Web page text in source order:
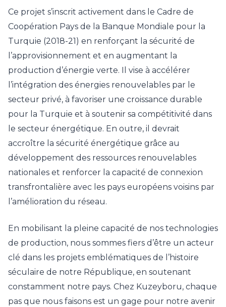
Ce projet s’inscrit activement dans le Cadre de
Coopération Pays de la Banque Mondiale pour la
Turquie (2018-21) en renforçant la sécurité de
l’approvisionnement et en augmentant la
production d’énergie verte. Il vise à accélérer
l’intégration des énergies renouvelables par le
secteur privé, à favoriser une croissance durable
pour la Turquie et à soutenir sa compétitivité dans
le secteur énergétique. En outre, il devrait
accroître la sécurité énergétique grâce au
développement des ressources renouvelables
nationales et renforcer la capacité de connexion
transfrontalière avec les pays européens voisins par
l’amélioration du réseau.
En mobilisant la pleine capacité de nos technologies
de production, nous sommes fiers d’être un acteur
clé dans les projets emblématiques de l’histoire
séculaire de notre République, en soutenant
constamment notre pays. Chez Kuzeyboru, chaque
pas que nous faisons est un gage pour notre avenir